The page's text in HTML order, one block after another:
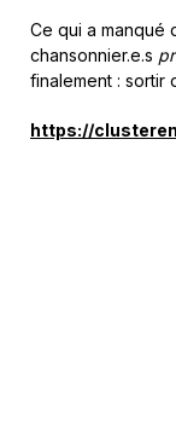
Ce qui a manqué
chansonnier.e.s
finalement : sortir
https://